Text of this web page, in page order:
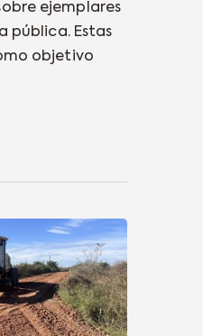
ejemplares
pública. Estas
objetivo